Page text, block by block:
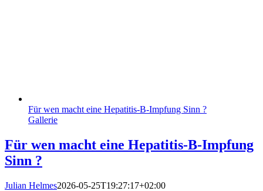
Für wen macht eine Hepatitis-B-Impfung Sinn ?
Gallerie
Für wen macht eine Hepatitis-B-Impfung
Sinn ?
Julian Helmes2026-05-25T19:27:17+02:00